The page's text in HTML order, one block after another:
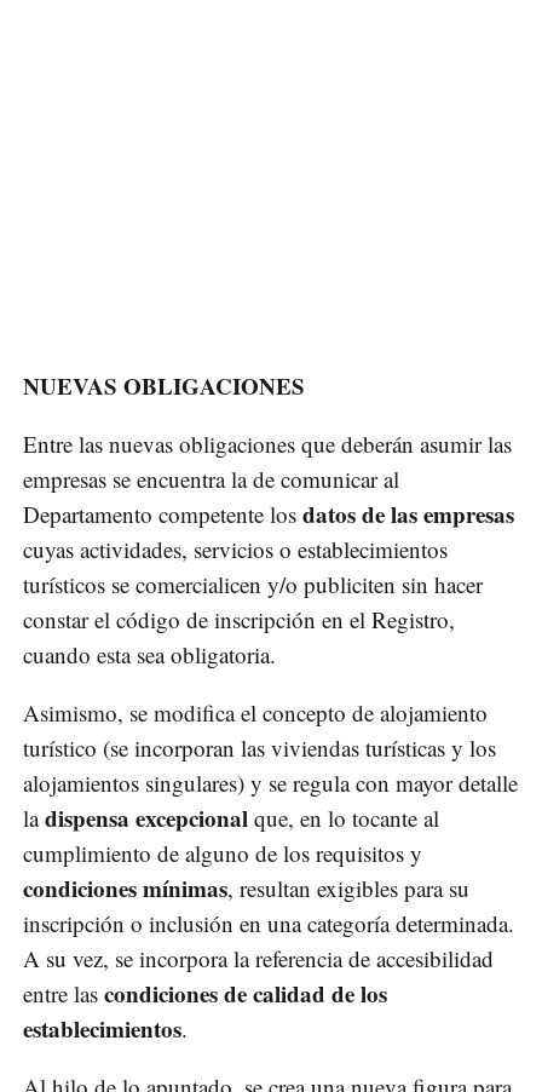
NUEVAS OBLIGACIONES
Entre las nuevas obligaciones que deberán asumir las
empresas se encuentra la de comunicar al
Departamento competente los datos de las empresas
cuyas actividades, servicios o establecimientos
turísticos se comercialicen y/o publiciten sin hacer
constar el código de inscripción en el Registro,
cuando esta sea obligatoria.
Asimismo, se modifica el concepto de alojamiento
turístico (se incorporan las viviendas turísticas y los
alojamientos singulares) y se regula con mayor detalle
ladispensa excepcional que, en lo tocante al
cumplimiento de alguno de los requisitos y
condiciones mínimas, resultan exigibles para su
inscripción o inclusión en una categoría determinada.
A su vez, se incorpora la referencia de accesibilidad
entre las condiciones de calidad de los
establecimientos.